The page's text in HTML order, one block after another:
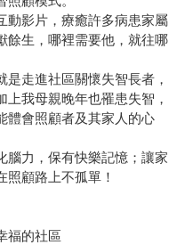
動影片，療癒許多病患家屬
餘生，哪裡需要他，就往哪
走進社區關懷失智長者，
我母親晚年也罹患失智，
體會照顧者及其家人的心
腦力，保有快樂記憶；讓家
照顧路上不孤單！
福的社區